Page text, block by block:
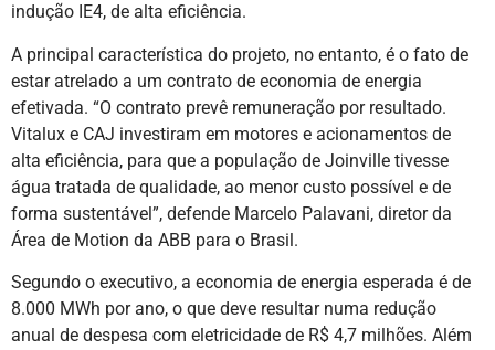
indução IE4, de alta eficiência.
A principal característica do projeto, no entanto, é o fato de
estar atrelado a um contrato de economia de energia
efetivada. “O contrato prevê remuneração por resultado.
Vitalux e CAJ investiram em motores e acionamentos de
alta eficiência, para que a população de Joinville tivesse
água tratada de qualidade, ao menor custo possível e de
forma sustentável”, defende Marcelo Palavani, diretor da
Área de Motion da ABB para o Brasil.
Segundo o executivo, a economia de energia esperada é de
8.000 MWh por ano, o que deve resultar numa redução
anual de despesa com eletricidade de R$ 4,7 milhões. Além